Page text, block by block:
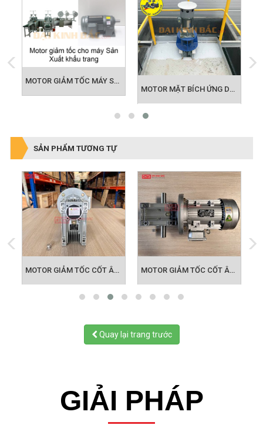
MOTOR MẶT BÍCH ỨNG DỤNG KHUẤY HÓA CHẤT
SẢN PHẨM TƯƠNG TỰ
MOTOR GIẢM TỐC CỐT ÂM NMRV 075 MOTOR GIẢM TỐC CỐT ÂM NMRV 090
Quay lại trang trước
GIẢI PHÁP